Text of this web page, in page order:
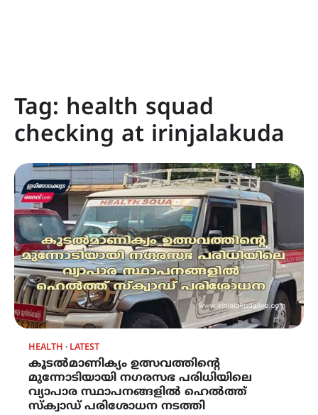
Tag: health squad
checking at irinjalakuda
HEALTH LATEST
കൂടൽമാണിക്യം ഉത്സവത്തിന്റെ
മുന്നോടിയായി നഗരസഭ പരിധിയിലെ
വ്യാപാര സ്ഥാപനങ്ങളിൽ ഹെൽത്ത്
സ്‌ക്വാഡ് പരിശോധന നടത്തി